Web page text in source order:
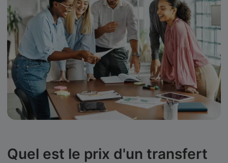
Quel est le prix d'un transfert